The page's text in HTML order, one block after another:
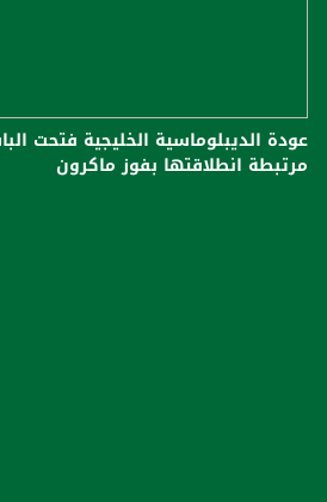
عودة الديبلوماسية الخليجية فتحت
مرتبطة انطلاقتها بفوز ماكرون